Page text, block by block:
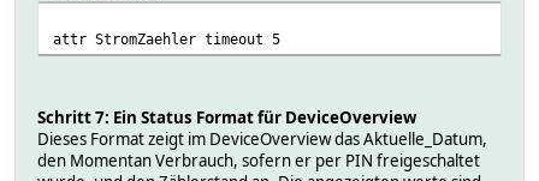
attr StromZaehler timeout 5
Schritt 7: Ein Status Format für DeviceOverview
Dieses Format zeigt im DeviceOverview das Aktuelle_Datum,
den Momentan Verbrauch, sofern er per PIN freigeschaltet